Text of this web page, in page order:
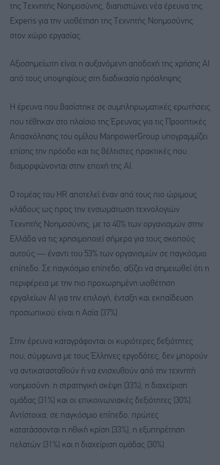
της Τεχνητής Νοημοσύνης, διαπιστώνει νέα έρευνα της
Experis για την υιοθέτηση της Τεχνητής Νοημοσύνης
στον χώρο εργασίας.
Αξιοσημείωτη είναι η αυξανόμενη αποδοχή της χρήσης AI
από τους υποψηφίους στη διαδικασία πρόσληψης
Η έρευνα που βασίστηκε σε συμπληρωματικές ερωτήσεις
που τέθηκαν στο πλαίσιο της Έρευνας για τις Προοπτικές
Απασχόλησης του ομίλου ManpowerGroup υπογραμμίζει
επίσης την πρόοδο και τις βέλτιστες πρακτικές που
διαμορφώνονται στην εποχή της ΑΙ.
Ο τομέας του HR αποτελεί έναν από τους πιο ώριμους
κλάδους ως προς την ενσωμάτωση τεχνολογιών
Τεχνητής Νοημοσύνης, με το 40% των οργανισμών στην
Ελλάδα να τις χρησιμοποιεί σήμερα για τους σκοπούς
αυτούς — έναντι του 53% των οργανισμών σε παγκόσμιο
επίπεδο. Σε παγκόσμιο επίπεδο, αξίζει να σημειωθεί ότι η
περιφέρεια με την πιο προχωρημένη υιοθέτηση
εργαλείων AI για την επιλογή, ένταξη και εκπαίδευση
προσωπικού είναι η Ασία (37%).
Στην έρευνα καταγράφονται οι κυριότερες δεξιότητες
που, σύμφωνα με τους Έλληνες εργοδότες, δεν μπορούν
να αντικατασταθούν ή να ενισχυθούν από την τεχνητή
νοημοσύνη: η στρατηγική σκέψη (33%), η διαχείριση
ομάδας (31%) και οι επικοινωνιακές δεξιότητες (30%).
Αντίστοιχα, σε παγκόσμιο επίπεδο, πρώτες
κατατάσσονται η ηθική κρίση (33%), η εξυπηρέτηση
πελατών (31%) και η διαχείριση ομάδας (30%).